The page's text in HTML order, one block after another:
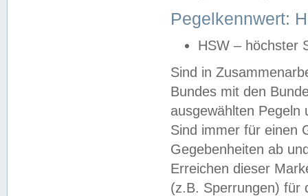
Pegelkennwert:
HSW – höchster
Sind in
Bundes mit den
ausgewählten
Sind immer für einen
Gegebenheiten ab
Erreichen dieser
(z.B. Sperrungen) für